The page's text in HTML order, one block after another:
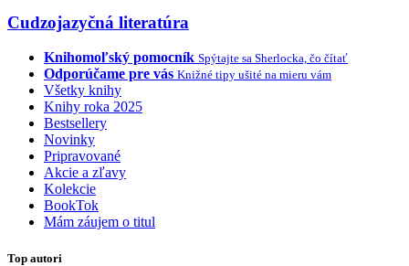
Cudzojazyčná literatúra
Knihomoľský pomocník Spýtajte sa Sherlocka, čo čítať
Odporúčame pre vás Knižné tipy ušité na mieru vám
Všetky knihy
Knihy roka 2025
Bestsellery
Novinky
Pripravované
Akcie a zľavy
Kolekcie
BookTok
Mám záujem o titul
Top autori